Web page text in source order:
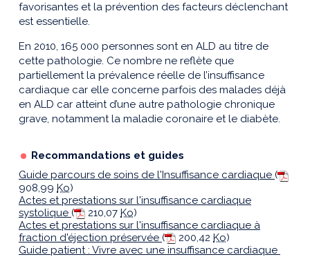
favorisantes et la prévention des facteurs déclenchant
est essentielle.
En 2010, 165 000 personnes sont en ALD au titre de
cette pathologie. Ce nombre ne reflète que
partiellement la prévalence réelle de l’insuffisance
cardiaque car elle concerne parfois des malades déjà
en ALD car atteint d’une autre pathologie chronique
grave, notamment la maladie coronaire et le diabète.
Recommandations et guides
Guide parcours de soins de l'Insuffisance cardiaque (
908,99 Ko)
Actes et prestations sur l'insuffisance cardiaque
systolique ( 210,07 Ko)
Actes et prestations sur l'insuffisance cardiaque à
fraction d'éjection préservée ( 200,42 Ko)
Guide patient : Vivre avec une insuffisance cardiaque